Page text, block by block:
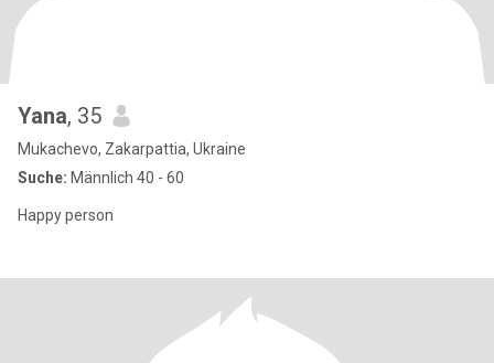
Yana, 35
Mukachevo, Zakarpattia, Ukraine
Suche: Männlich 40 - 60
Happy person